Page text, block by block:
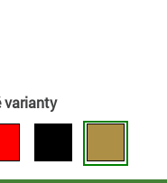
varianty